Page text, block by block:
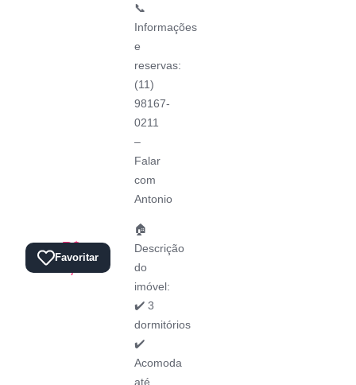
Favoritar
Total:
R$
📞
Informações
e
reservas:
(11)
98167-
0211
–
Falar
com
Antonio
🏠
Descrição
do
imóvel:
✔️ 3
dormitórios
✔️
Acomoda
até